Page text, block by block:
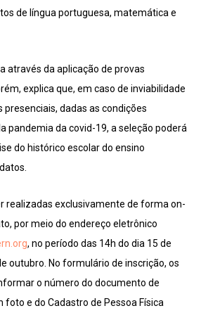
de língua portuguesa, matemática e
através da aplicação de provas
explica que, em caso de inviabilidade
presenciais, dadas as condições
pandemia da covid-19, a seleção poderá
do histórico escolar do ensino
realizadas exclusivamente de forma on-
por meio do endereço eletrônico
, no período das 14h do dia 15 de
outubro. No formulário de inscrição, os
o número do documento de
e do Cadastro de Pessoa Física